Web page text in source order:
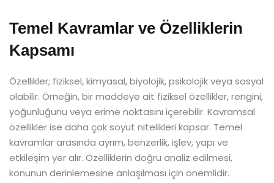
Temel Kavramlar ve Özelliklerin
Kapsamı
Özellikler; fiziksel, kimyasal, biyolojik, psikolojik veya sosyal
olabilir. Örneğin, bir maddeye ait fiziksel özellikler, rengini,
yoğunluğunu veya erime noktasını içerebilir. Kavramsal
özellikler ise daha çok soyut nitelikleri kapsar. Temel
kavramlar arasında ayrım, benzerlik, işlev, yapı ve
etkileşim yer alır. Özelliklerin doğru analiz edilmesi,
konunun derinlemesine anlaşılması için önemlidir.